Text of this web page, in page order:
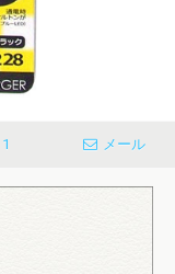
メール